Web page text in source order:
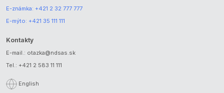
E-známka: +421 2 32 777 777
E-mýto: +421 35 111 111
Kontakty
E-mail.: otazka@ndsas.sk
Tel.: +421 2 583 11 111
English